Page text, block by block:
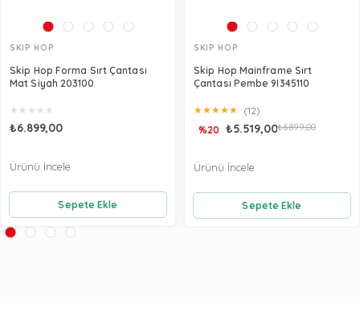
SKIP HOP
Skip Hop Forma Sırt Çantası
Mat Siyah 203100
★ ★ ★ ★ ★
₺6.899,00
Sepete Ekle
Ürünü İncele
SKIP HOP
Skip Hop Mainframe Sırt
Çantası Pembe 9I345110
★★★★★ (12)
₺5.519,00₺6.899,00
%20
Sepete Ekle
Ürünü İncele